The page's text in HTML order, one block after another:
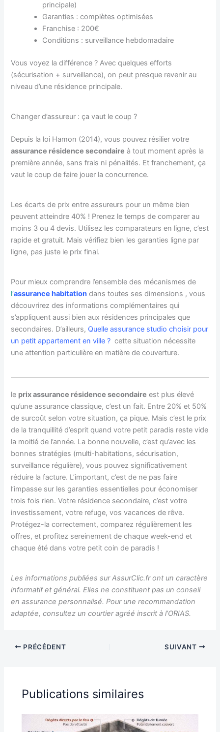
principale)
Garanties : complètes optimisées
Franchise : 200€
Conditions : surveillance hebdomadaire
Vous voyez la différence ? Avec quelques efforts
(sécurisation + surveillance), on peut presque revenir au
niveau d’une résidence principale.
Changer d’assureur : ça vaut le coup ?
Depuis la loi Hamon (2014), vous pouvez résilier votre
assurance résidence secondaire à tout moment après la
première année, sans frais ni pénalités. Et franchement, ça
vaut le coup de faire jouer la concurrence.
Les écarts de prix entre assureurs pour un même bien
peuvent atteindre 40% ! Prenez le temps de comparer au
moins 3 ou 4 devis. Utilisez les comparateurs en ligne, c’est
rapide et gratuit. Mais vérifiez bien les garanties ligne par
ligne, pas juste le prix final.
Pour mieux comprendre l’ensemble des mécanismes de
l‘assurance habitation dans toutes ses dimensions , vous
découvrirez des informations complémentaires qui
s’appliquent aussi bien aux résidences principales que
secondaires. D’ailleurs, Quelle assurance studio choisir pour
un petit appartement en ville ? cette situation nécessite
une attention particulière en matière de couverture.
le prix assurance résidence secondaire est plus élevé
qu’une assurance classique, c’est un fait. Entre 20% et 50%
de surcoût selon votre situation, ça pique. Mais c’est le prix
de la tranquillité d’esprit quand votre petit paradis reste vide
la moitié de l’année. La bonne nouvelle, c’est qu’avec les
bonnes stratégies (multi-habitations, sécurisation,
surveillance régulière), vous pouvez significativement
réduire la facture. L’important, c’est de ne pas faire
l’impasse sur les garanties essentielles pour économiser
trois fois rien. Votre résidence secondaire, c’est votre
investissement, votre refuge, vos vacances de rêve.
Protégez-la correctement, comparez régulièrement les
offres, et profitez sereinement de chaque week-end et
chaque été dans votre petit coin de paradis !
Les informations publiées sur AssurClic.fr ont un caractère
informatif et général. Elles ne constituent pas un conseil
en assurance personnalisé. Pour une recommandation
adaptée, consultez un courtier agréé inscrit à l’ORIAS.
PRÉCÉDENT SUIVANT
Publications similaires